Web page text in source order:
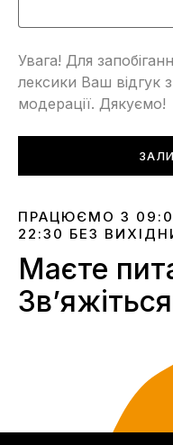
Увага! Для
лексики Ваш відгук
модерації. Дякуємо!
ПРАЦЮЄМО З
22:30 БЕЗ
Маєте